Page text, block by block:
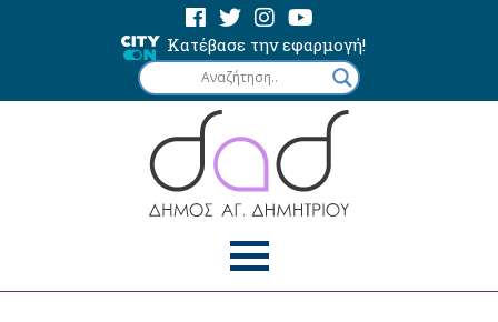
Κατέβασε την εφαρμογή!